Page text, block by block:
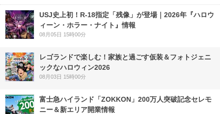
USJ史上初！R-18指定「残像」が登場｜2026年『ハロウ
ィーン・ホラー・ナイト』情報
08月05日 15時00分
レゴランドで楽しむ！家族と過ごす仮装＆フォトジェニ
ックなハロウィン2026
08月03日 15時00分
富士急ハイランド「ZOKKON」200万人突破記念セレモ
ニー＆新エリア開業情報